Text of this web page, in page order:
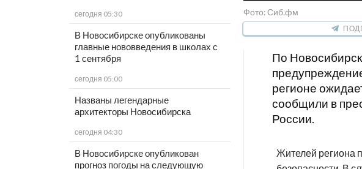
сегодня 05:30
В Новосибирске опубликованы
главные нововведения в школах с
1 сентября
сегодня 05:00
Названы легендарные
архитекторы Новосибирска
сегодня 04:30
В Новосибирске опубликован
прогноз погоды на следующую
Фото: Сиб.фм
По
регионе
сообщили в
России.
Жителей региона